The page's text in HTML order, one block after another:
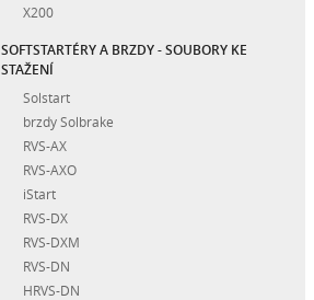
X200
SOFTSTARTÉRY A BRZDY - SOUBORY KE
STAŽENÍ
Solstart
brzdy Solbrake
RVS-AX
RVS-AXO
iStart
RVS-DX
RVS-DXM
RVS-DN
HRVS-DN